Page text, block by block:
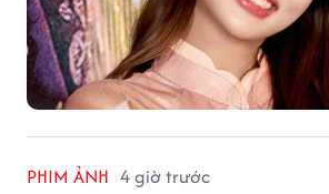
PHIM ẢNH 4 giờ trước